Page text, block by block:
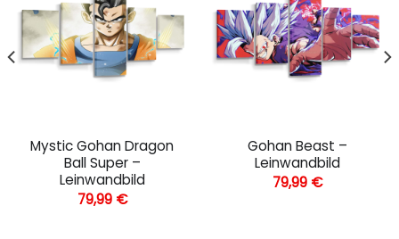
Mystic Gohan Dragon
Ball Super –
Leinwandbild
79,99 €
Gohan Beast –
Leinwandbild
79,99 €